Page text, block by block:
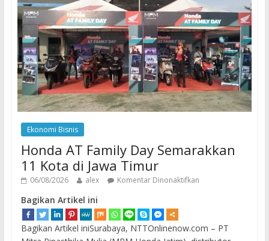
Ekonomi Bisnis
Honda AT Family Day Semarakkan
11 Kota di Jawa Timur
06/08/2026 alex Komentar Dinonaktifkan
Bagikan Artikel ini
Bagikan Artikel iniSurabaya, NTTOnlinenow.com – PT